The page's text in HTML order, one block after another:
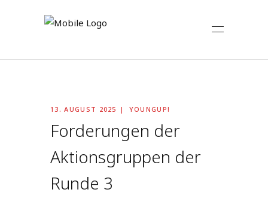
13. AUGUST 2025 YOUNGUP!
Forderungen der
Aktionsgruppen der
Runde 3